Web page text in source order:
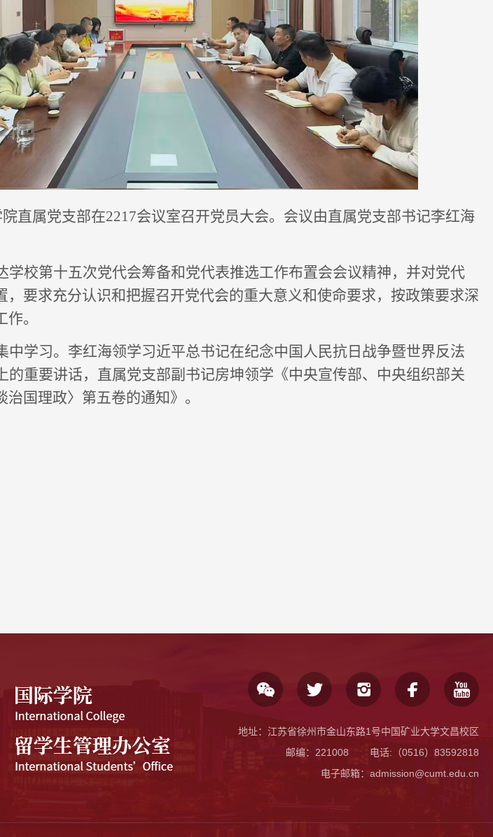
直属党支部在2217会议室召开党员大会。会议由直属党支部书记李红海
学校第十五次党代会筹备和党代表推选工作布置会会议精神，并对党代
，要求充分认识和把握召开党代会的重大意义和使命要求，按政策要求深
。
中学习。李红海领学习近平总书记在纪念中国人民抗日战争暨世界反法
的重要讲话，直属党支部副书记房坤领学《中央宣传部、中央组织部关
国理政〉第五卷的通知》。
地址：江苏省徐州市金山东路1号中国矿业大学文昌校区
邮编：221008
电话: （0516）83592818
电子邮箱：admission@cumt.edu.cn